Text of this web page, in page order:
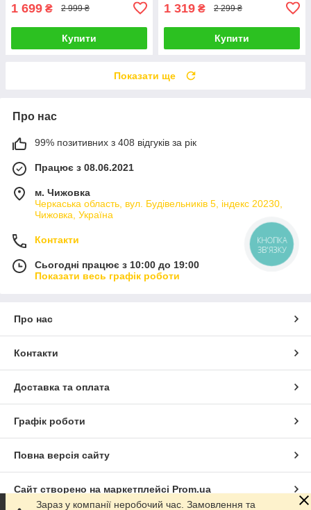
1 699 ₴ 2 999 ₴
Купити
1 319 ₴ 2 299 ₴
Купити
Показати ще
Про нас
99% позитивних з 408 відгуків за рік
Працює з 08.06.2021
м. Чижовка
Черкаська область, вул. Будівельників 5, індекс 20230,
Чижовка, Україна
Контакти
Сьогодні працює з 10:00 до 19:00
Показати весь графік роботи
Про нас
Контакти
Доставка та оплата
Графік роботи
Повна версія сайту
Сайт створено на маркетплейсі Prom.ua
Зараз у компанії неробочий час. Замовлення та
КНОПКА
ЗВ'ЯЗКУ